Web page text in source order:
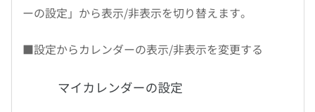
ーの設定」から表示/非表示を切り替えます。
■設定からカレンダーの表示/非表示を変更する